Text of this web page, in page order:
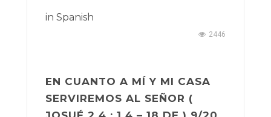
in Spanish
2446
EN CUANTO A MÍ Y MI CASA
SERVIREMOS AL SEÑOR (